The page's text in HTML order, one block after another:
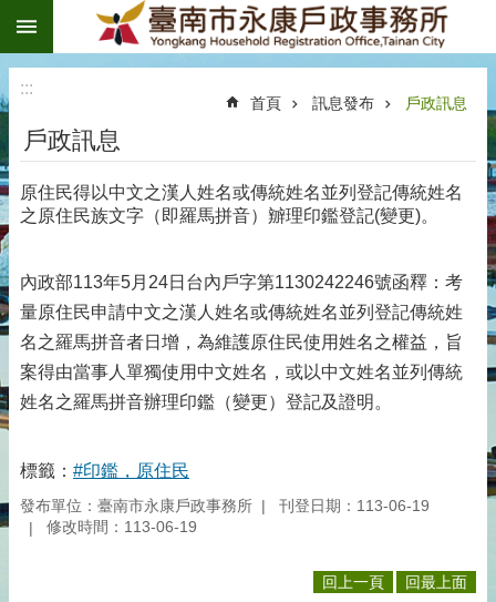
跳到主要內容區塊
:::
首頁 訊息發布 戶政訊息
戶政訊息
原住民得以中文之漢人姓名或傳統姓名並列登記傳統姓名
之原住民族文字（即羅馬拼音）辧理印鑑登記(變更)。
內政部113年5月24日台內戶字第1130242246號函釋：考
量原住民申請中文之漢人姓名或傳統姓名並列登記傳統姓
名之羅馬拼音者日增，為維護原住民使用姓名之權益，旨
案得由當事人單獨使用中文姓名，或以中文姓名並列傳統
姓名之羅馬拼音辦理印鑑（變更）登記及證明。
標籤： #印鑑，原住民
發布單位：臺南市永康戶政事務所
刊登日期：113-06-19
修改時間：113-06-19
回上一頁 回最上面